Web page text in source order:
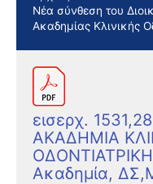
Νέα σύνθεση του
Ακαδημίας Κλινικής
εισερχ.
ΑΚΑΔΗΜΙΑ
Ακαδημία,